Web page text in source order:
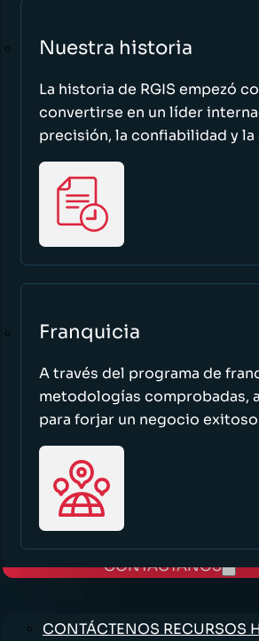
Nuestra historia
La historia de RGIS empezó
convertirse en un líder
precisión, la confiabilidad y
Franquicia
A través del programa de
metodologías comprobadas,
para forjar un negocio
TRABAJE CON NOSOTROS
CONTÁCTANOS
CONTÁCTENOS RECURSOS